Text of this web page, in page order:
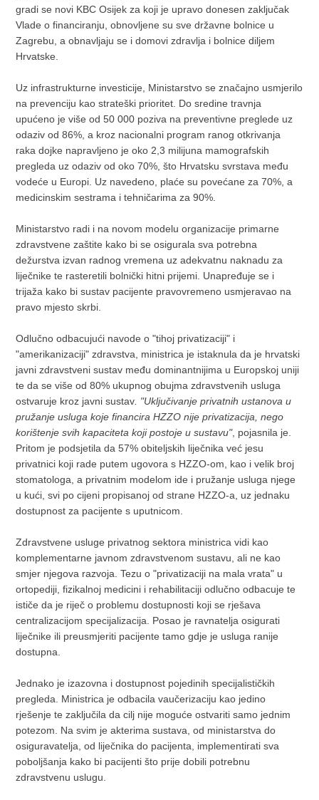
gradi se novi KBC Osijek za koji je upravo donesen zaključak
Vlade o financiranju, obnovljene su sve državne bolnice u
Zagrebu, a obnavljaju se i domovi zdravlja i bolnice diljem
Hrvatske.
Uz infrastrukturne investicije, Ministarstvo se značajno usmjerilo
na prevenciju kao strateški prioritet. Do sredine travnja
upućeno je više od 50 000 poziva na preventivne preglede uz
odaziv od 86%, a kroz nacionalni program ranog otkrivanja
raka dojke napravljeno je oko 2,3 milijuna mamografskih
pregleda uz odaziv od oko 70%, što Hrvatsku svrstava među
vodeće u Europi. Uz navedeno, plaće su povećane za 70%, a
medicinskim sestrama i tehničarima za 90%.
Ministarstvo radi i na novom modelu organizacije primarne
zdravstvene zaštite kako bi se osigurala sva potrebna
dežurstva izvan radnog vremena uz adekvatnu naknadu za
liječnike te rasteretili bolnički hitni prijemi. Unapređuje se i
trijaža kako bi sustav pacijente pravovremeno usmjeravao na
pravo mjesto skrbi.
Odlučno odbacujući navode o "tihoj privatizaciji" i
"amerikanizaciji" zdravstva, ministrica je istaknula da je hrvatski
javni zdravstveni sustav među dominantnijima u Europskoj uniji
te da se više od 80% ukupnog obujma zdravstvenih usluga
ostvaruje kroz javni sustav . "Uključivanje privatnih ustanova u
pružanje usluga koje financira HZZO nije privatizacija, nego
korištenje svih kapaciteta koji postoje u sustavu", pojasnila je.
Pritom je podsjetila da 57% obiteljskih liječnika već jesu
privatnici koji rade putem ugovora s HZZO-om, kao i velik broj
stomatologa, a privatnim modelom ide i pružanje usluga njege
u kući, svi po cijeni propisanoj od strane HZZO-a, uz jednaku
dostupnost za pacijente s uputnicom.
Zdravstvene usluge privatnog sektora ministrica vidi kao
komplementarne javnom zdravstvenom sustavu, ali ne kao
smjer njegova razvoja. Tezu o "privatizaciji na mala vrata" u
ortopediji, fizikalnoj medicini i rehabilitaciji odlučno odbacuje te
ističe da je riječ o problemu dostupnosti koji se rješava
centralizacijom specijalizacija. Posao je ravnatelja osigurati
liječnike ili preusmjeriti pacijente tamo gdje je usluga ranije
dostupna.
Jednako je izazovna i dostupnost pojedinih specijalističkih
pregleda. Ministrica je odbacila vaučerizaciju kao jedino
rješenje te zaključila da cilj nije moguće ostvariti samo jednim
potezom. Na svim je akterima sustava, od ministarstva do
osiguravatelja, od liječnika do pacijenta, implementirati sva
poboljšanja kako bi pacijenti što prije dobili potrebnu
zdravstvenu uslugu.